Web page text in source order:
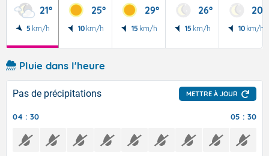
21°
5 km/h
25°
10 km/h
29°
15 km/h
26°
15 km/h
20°
10 km/h
Pluie dans l'heure
Pas de précipitations METTRE À JOUR
04 : 30 05 : 30